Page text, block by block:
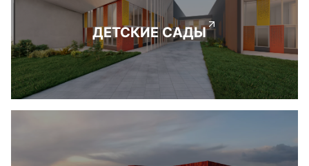
ДЕТСКИЕ САДЫ